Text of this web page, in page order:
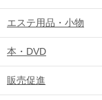
エステ用品・小物
本・DVD
販売促進